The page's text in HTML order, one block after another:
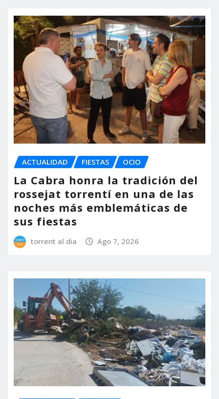
ACTUALIDAD FIESTAS OCIO
La Cabra honra la tradición del
rossejat torrentí en una de las
noches más emblemáticas de
sus fiestas
torrent al dia Ago 7, 2026